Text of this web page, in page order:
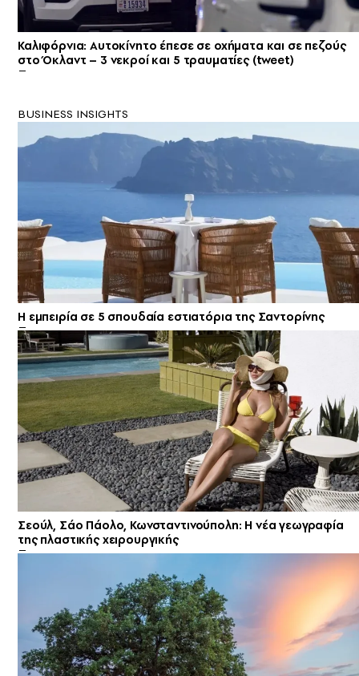
Καλιφόρνια: Αυτοκίνητο έπεσε σε οχήματα και σε πεζούς
στο Όκλαντ – 3 νεκροί και 5 τραυματίες (tweet)
BUSINESS INSIGHTS
Η εμπειρία σε 5 σπουδαία εστιατόρια της Σαντορίνης
Σεούλ, Σάο Πάολο, Κωνσταντινούπολη: Η νέα γεωγραφία
της πλαστικής χειρουργικής